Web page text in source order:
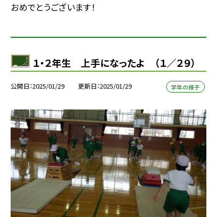
おめでとうございます！
１・２年生 上手になったよ （１／２９）
公開日 2025/01/29 更新日 2025/01/29 学年の様子